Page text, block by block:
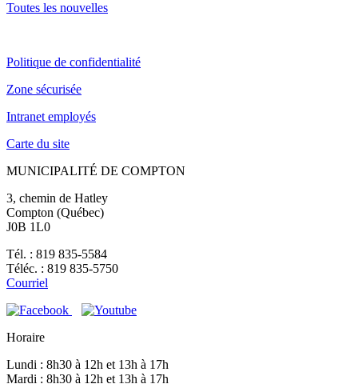
Toutes les nouvelles
Politique de confidentialité
Zone sécurisée
Intranet employés
Carte du site
MUNICIPALITÉ DE COMPTON
3, chemin de Hatley
Compton (Québec)
J0B 1L0
Tél. : 819 835-5584
Téléc. : 819 835-5750
Courriel
Horaire
Lundi : 8h30 à 12h et 13h à 17h
Mardi : 8h30 à 12h et 13h à 17h